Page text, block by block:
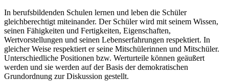
In berufsbildenden Schulen lernen und leben die Schüler
gleichberechtigt miteinander. Der Schüler wird mit seinem Wissen,
seinen Fähigkeiten und Fertigkeiten, Eigenschaften,
Wertvorstellungen und seinen Lebenserfahrungen respektiert. In
gleicher Weise respektiert er seine Mitschülerinnen und Mitschüler.
Unterschiedliche Positionen bzw. Werturteile können geäußert
werden und sie werden auf der Basis der demokratischen
Grundordnung zur Diskussion gestellt.